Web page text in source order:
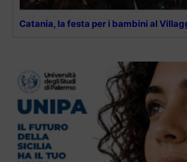
Catania, la festa per i bambini al